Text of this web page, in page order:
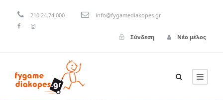
210.24.74.000 info@fygamediakopes.gr
Σύνδεση Νέο μέλος